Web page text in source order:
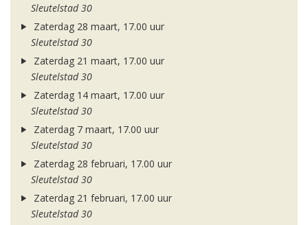
Sleutelstad 30
Zaterdag 28 maart, 17.00 uur
Sleutelstad 30
Zaterdag 21 maart, 17.00 uur
Sleutelstad 30
Zaterdag 14 maart, 17.00 uur
Sleutelstad 30
Zaterdag 7 maart, 17.00 uur
Sleutelstad 30
Zaterdag 28 februari, 17.00 uur
Sleutelstad 30
Zaterdag 21 februari, 17.00 uur
Sleutelstad 30